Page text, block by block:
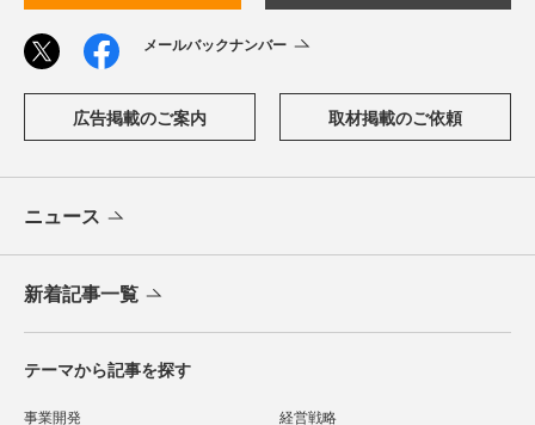
メールバックナンバー
広告掲載のご案内 取材掲載のご依頼
ニュース
新着記事一覧
テーマから記事を探す
事業開発 経営戦略